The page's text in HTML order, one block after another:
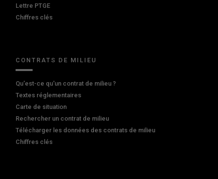
Lettre PTGE
Chiffres clés
CONTRATS DE MILIEU
Qu'est-ce qu'un contrat de milieu ?
Textes réglementaires
Carte de situation
Rechercher un contrat de milieu
Télécharger les données des contrats de milieu
Chiffres clés